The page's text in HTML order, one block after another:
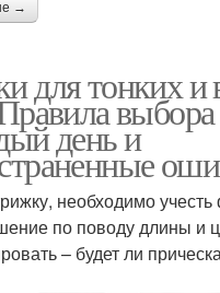
→
для тонких
день и
необходимо
по поводу длины и
– будет ли